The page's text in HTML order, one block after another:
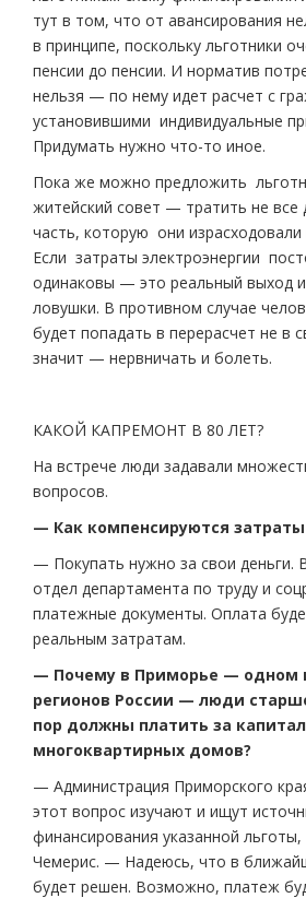
тут в том, что от авансирования
в принципе, поскольку льготники
пенсии до пенсии. И норматив
нельзя — по нему идет расчет с
установившими индивидуальные
Придумать нужно что-то иное.
Пока же можно предложить
житейский совет — тратить не все
часть, которую они
Если затраты электроэнергии
одинаковы — это реальный выход
ловушки. В противном случае
будет попадать в перерасчет не в
значит — нервничать и болеть.
КАКОЙ КАПРЕМОНТ В 80 ЛЕТ?
На встрече люди задавали
вопросов.
— Как компенсируются затраты
— Покупать нужно за свои деньги.
отдел департамента по труду и
платежные документы. Оплата
реальным затратам.
— Почему в Приморье — одном
регионов России — люди
пор должны платить за
многоквартирных домов?
— Администрация Приморского
этот вопрос изучают и ищут
финансирования указанной
Чемерис. — Надеюсь, что в
будет решен. Возможно, платеж